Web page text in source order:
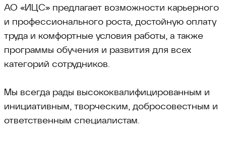
АО «ИЦС» предлагает возможности карьерного
и профессионального роста, достойную оплату
труда и комфортные условия работы, а также
программы обучения и развития для всех
категорий сотрудников.
Мы всегда рады высококвалифицированным и
инициативным, творческим, добросовестным и
ответственным специалистам.